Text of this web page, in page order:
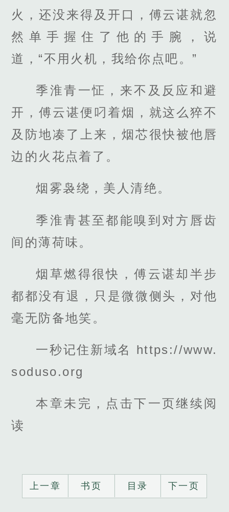
火，还没来得及开口，傅云谌就忽
然单手握住了他的手腕，说
道，“不用火机，我给你点吧。”
季淮青一怔，来不及反应和避
开，傅云谌便叼着烟，就这么猝不
及防地凑了上来，烟芯很快被他唇
边的火花点着了。
烟雾袅绕，美人清绝。
季淮青甚至都能嗅到对方唇齿
间的薄荷味。
烟草燃得很快，傅云谌却半步
都都没有退，只是微微侧头，对他
毫无防备地笑。
一秒记住新域名 https://www.
soduso.org
本章未完，点击下一页继续阅
读
上一章 书页 目录 下一页